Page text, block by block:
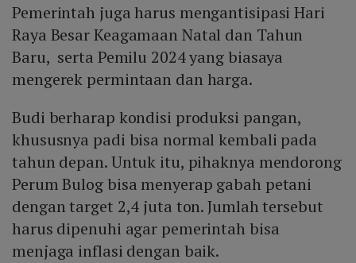
Pemerintah juga harus mengantisipasi Hari
Raya Besar Keagamaan Natal dan Tahun
Baru, serta Pemilu 2024 yang biasaya
mengerek permintaan dan harga.
Budi berharap kondisi produksi pangan,
khususnya padi bisa normal kembali pada
tahun depan. Untuk itu, pihaknya mendorong
Perum Bulog bisa menyerap gabah petani
dengan target 2,4 juta ton. Jumlah tersebut
harus dipenuhi agar pemerintah bisa
menjaga inflasi dengan baik.